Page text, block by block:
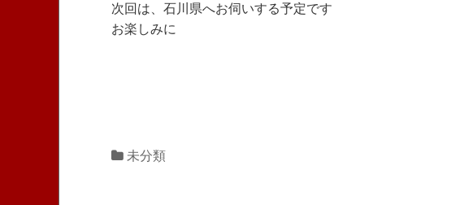
次回は、石川県へお伺いする予定です
お楽しみに
未分類